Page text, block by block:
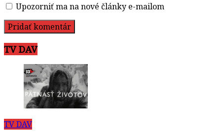
Upozorniť ma na nové články e-mailom
TV DAV
TV DAV